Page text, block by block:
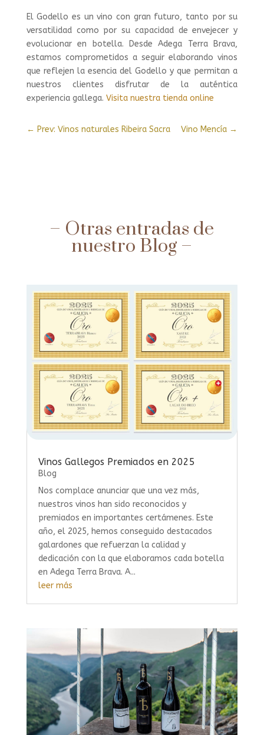
El Godello es un vino con gran futuro, tanto por su
versatilidad como por su capacidad de envejecer y
evolucionar en botella. Desde Adega Terra Brava,
estamos comprometidos a seguir elaborando vinos
que reflejen la esencia del Godello y que permitan a
nuestros clientes disfrutar de la auténtica
experiencia gallega. Visita nuestra tienda online
← Prev: Vinos naturales Ribeira Sacra Vino Mencía →
– Otras entradas de
nuestro Blog –
Vinos Gallegos Premiados en 2025
Blog
Nos complace anunciar que una vez más,
nuestros vinos han sido reconocidos y
premiados en importantes certámenes. Este
año, el 2025, hemos conseguido destacados
galardones que refuerzan la calidad y
dedicación con la que elaboramos cada botella
en Adega Terra Brava. A...
leer más